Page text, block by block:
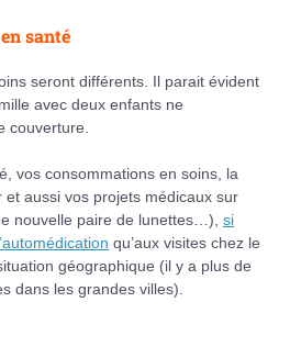
santé
seront différents. Il parait évident
avec deux enfants ne
couverture.
vos consommations en soins, la
aussi vos projets médicaux sur
nouvelle paire de lunettes…), si
qu’aux visites chez le
géographique (il y a plus de
dans les grandes villes).